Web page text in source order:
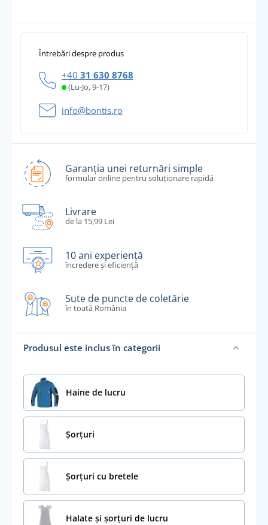
Întrebări despre produs
+40 31 630 8768
(Lu-Jo, 9-17)
info@bontis.ro
Garanția unei returnări simple
formular online pentru soluționare rapidă
Livrare
de la 15,99 Lei
10 ani experiență
încredere și eficiență
Sute de puncte de coletărie
în toată România
Produsul este inclus în categorii
Haine de lucru
Șorțuri
Șorțuri cu bretele
Halate și șorțuri de lucru